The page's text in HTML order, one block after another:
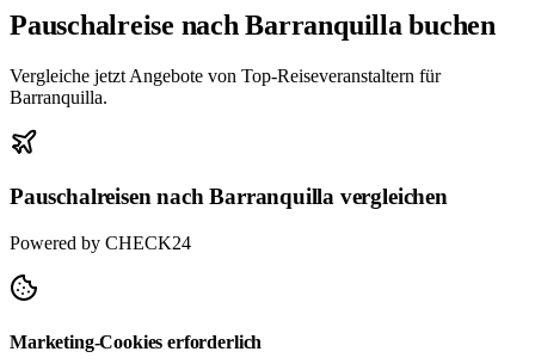
Pauschalreise nach Barranquilla buchen
Vergleiche jetzt Angebote von Top-Reiseveranstaltern für
Barranquilla.
Pauschalreisen nach Barranquilla vergleichen
Powered by CHECK24
Marketing-Cookies erforderlich